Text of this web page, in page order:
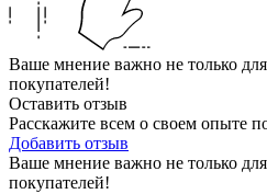
Ваше мнение важно не только
покупателей!
Оставить отзыв
Расскажите всем о своем опыте
Добавить отзыв
Ваше мнение важно не только
покупателей!